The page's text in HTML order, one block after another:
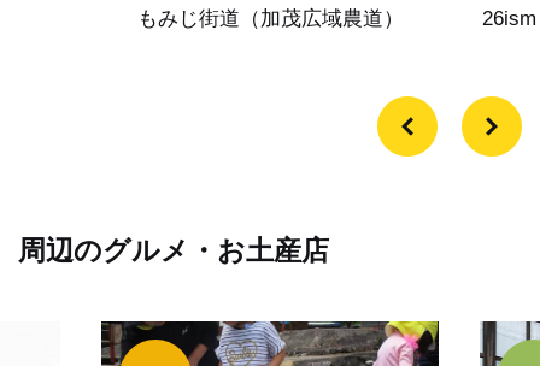
もみじ街道（加茂広域農道）
周辺のグルメ・お土産店